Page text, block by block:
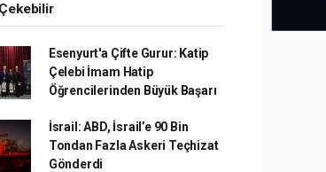
Esenyurt'a Çifte Gurur: Katip
Çelebi İmam Hatip
Öğrencilerinden Büyük Başarı
İsrail: ABD, İsrail’e 90 Bin
Tondan Fazla Askeri Teçhizat
Gönderdi